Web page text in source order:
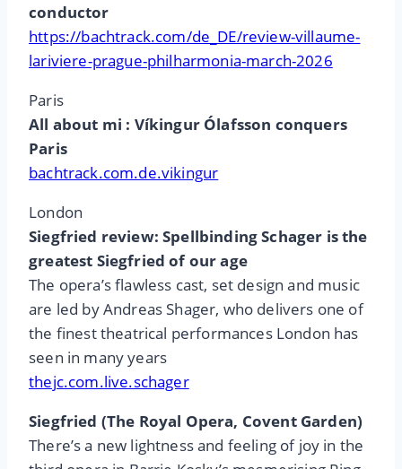
conductor
https://bachtrack.com/de_DE/review-villaume-
lariviere-prague-philharmonia-march-2026
Paris
All about mi : Víkingur Ólafsson conquers
Paris
bachtrack.com.de.vikingur
London
Siegfried review: Spellbinding Schager is the
greatest Siegfried of our age
The opera’s flawless cast, set design and music
are led by Andreas Shager, who delivers one of
the finest theatrical performances London has
seen in many years
thejc.com.live.schager
Siegfried (The Royal Opera, Covent Garden)
There’s a new lightness and feeling of joy in the